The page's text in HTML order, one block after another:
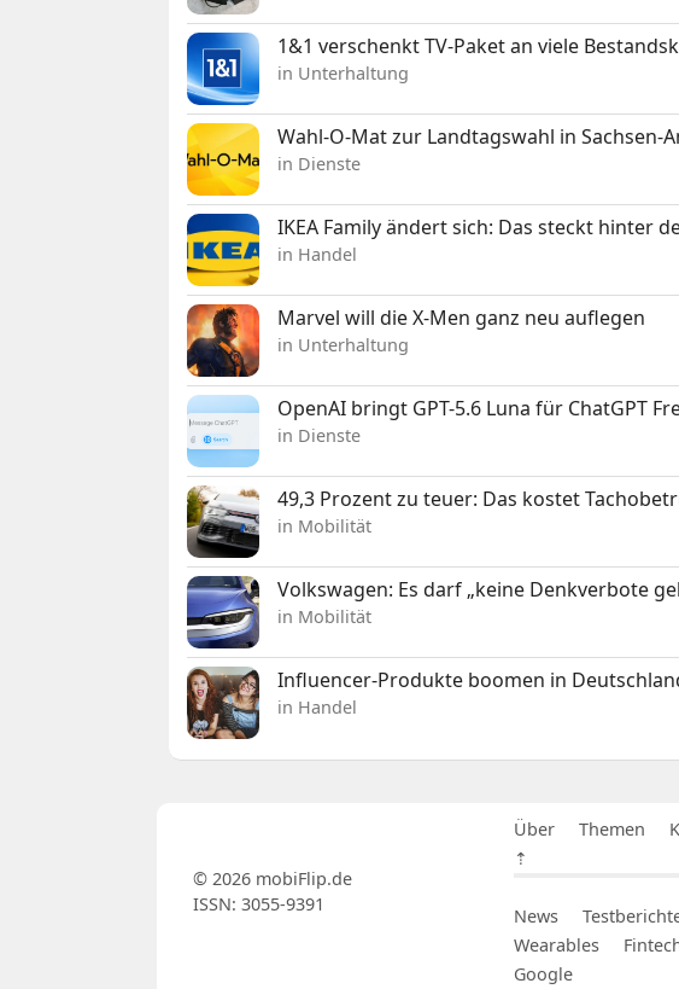
1&1 verschenkt TV-Paket an viele
in Unterhaltung
Wahl-O-Mat zur Landtagswahl in Sachsen-
in Dienste
IKEA Family ändert sich: Das steckt hinter
in Handel
Marvel will die X-Men ganz neu auflegen
in Unterhaltung
OpenAI bringt GPT-5.6 Luna für ChatGPT
in Dienste
49,3 Prozent zu teuer: Das kostet
in Mobilität
Volkswagen: Es darf „keine Denkverbote
in Mobilität
Influencer-Produkte boomen in
in Handel
Über Themen
⇡
News
Wearables
Google
© 2026 mobiFlip.de
ISSN: 3055-9391